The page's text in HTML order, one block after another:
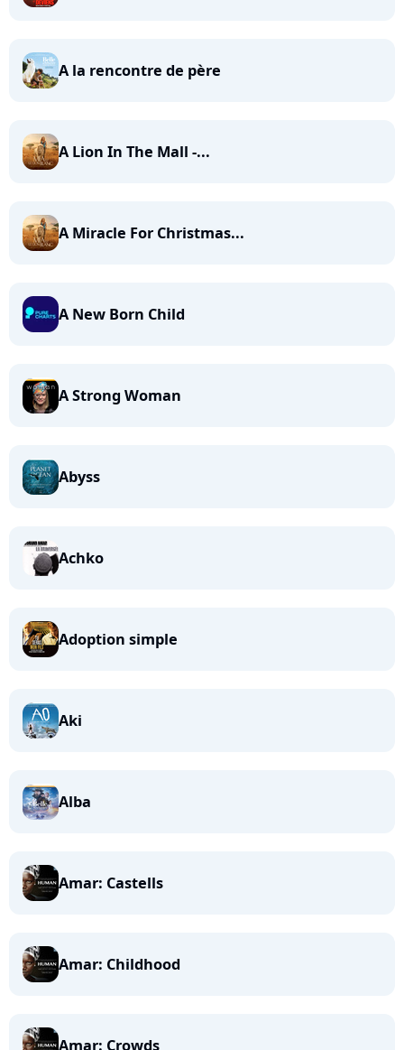
A la rencontre de père
A Lion In The Mall -...
A Miracle For Christmas...
A New Born Child
A Strong Woman
Abyss
Achko
Adoption simple
Aki
Alba
Amar: Castells
Amar: Childhood
Amar: Crowds